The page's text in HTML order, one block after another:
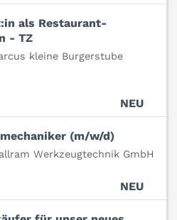
als Restaurant-
- TZ
kleine Burgerstube
NEU
(m/w/d)
Werkzeugtechnik GmbH
NEU